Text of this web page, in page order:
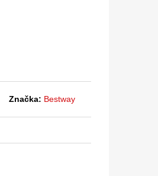
Značka: Bestway